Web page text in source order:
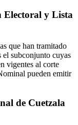
Electoral y Lista
que han tramitado
subconjunto cuyas
vigentes al corte
pueden emitir
de Cuetzala